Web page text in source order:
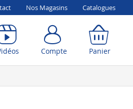
Nos Magasins Catalogues
Compte Panier
Panier